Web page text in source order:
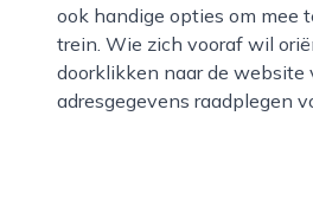
ook handige opties om mee
trein. Wie zich vooraf wil
doorklikken naar de website
adresgegevens raadplegen